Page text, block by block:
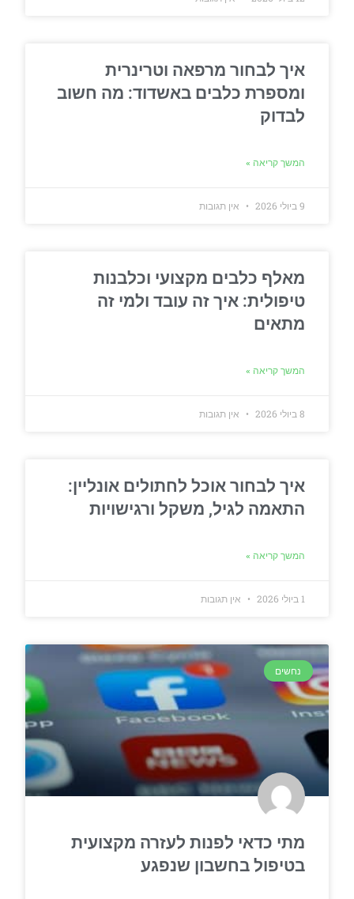
איך לבחור מרפאה וטרינרית
ומספרת כלבים באשדוד: מה חשוב
לבדוק
המשך קריאה »
9 ביולי 2026 אין תגובות
מאלף כלבים מקצועי וכלבנות
טיפולית: איך זה עובד ולמי זה
מתאים
המשך קריאה »
8 ביולי 2026 אין תגובות
איך לבחור אוכל לחתולים אונליין:
התאמה לגיל, משקל ורגישויות
המשך קריאה »
1 ביולי 2026 אין תגובות
נחשים
מתי כדאי לפנות לעזרה מקצועית
בטיפול בחשבון שנפגע